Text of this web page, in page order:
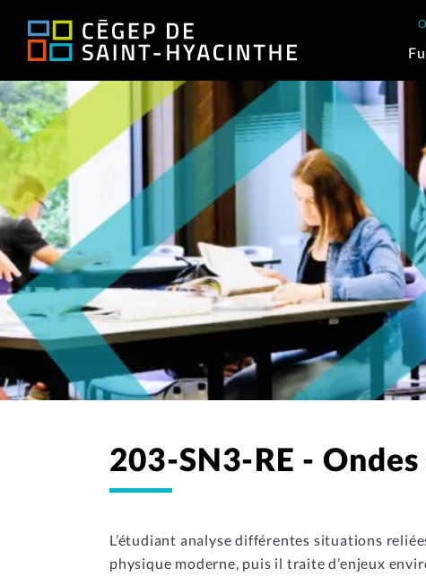
203-SN3-RE -
L’étudiant analyse différentes situations
physique moderne, puis il traite d’enjeux